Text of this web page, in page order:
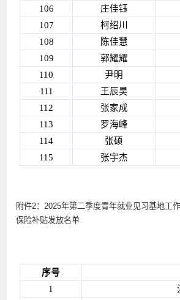
106
庄佳钰
107
柯绍川
108
陈佳慧
109
郭耀耀
110
尹明
111
王辰昊
112
张家成
113
罗海峰
114
张硕
115
张宇杰
附件2：2025年第二季度青年就业见习基地工
保险补贴发放名单
序号
1